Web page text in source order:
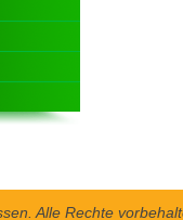
Alle Rechte